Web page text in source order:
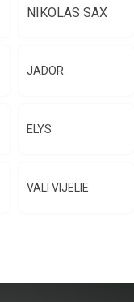
NIKOLAS SAX
JADOR
ELYS
VALI VIJELIE